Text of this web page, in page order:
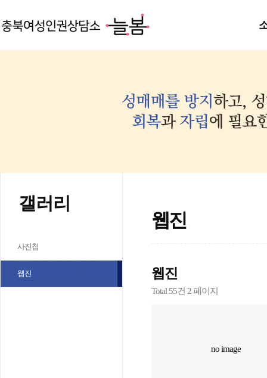
갤러리
사진첩
웹진
웹진
웹진
Total 55건 2 페이지
no image